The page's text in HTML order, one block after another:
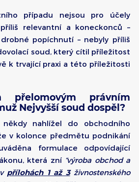
případu nejsou pro účely
relevantní a koneckonců –
popíchnutí – nebyly příliš
soud, který cítil příležitost
k trvající praxi a této příležitosti
právním
Nejvyšší soud dospěl?
nahlížel do obchodního
v kolonce předmětu podnikání
formulace odpovídající
která zní “výroba obchod a
přílohách 1 až 3živnostenského